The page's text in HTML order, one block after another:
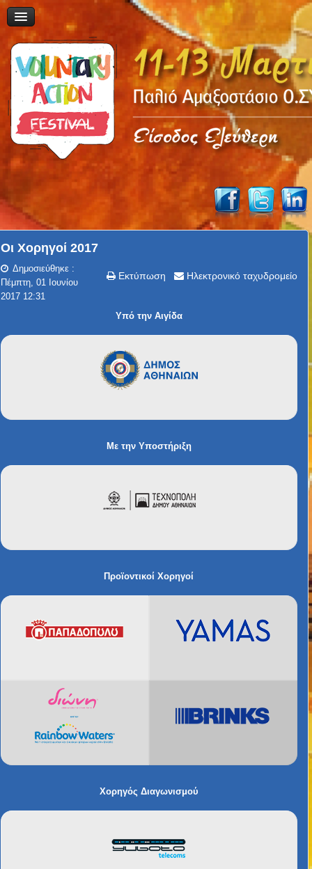
Οι Χορηγοί 2017
Εκτύπωση Ηλεκτρονικό ταχυδρομείο
Δημοσιεύθηκε :
Πέμπτη, 01 Ιουνίου
2017 12:31
Υπό την Αιγίδα
Με την Υποστήριξη
Προϊοντικοί Χορηγοί
Χορηγός Διαγωνισμού